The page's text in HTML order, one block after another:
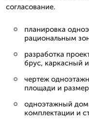
согласование.
планировка
рациональным
разработка
брус, каркасный
чертеж
площади и
одноэтажный дом
комплектации и